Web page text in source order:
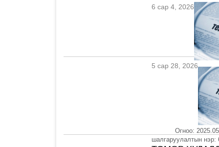
6 сар 4, 2026
5 сар 28, 2026
Огноо: 2025.05.28
шалгаруулалтын